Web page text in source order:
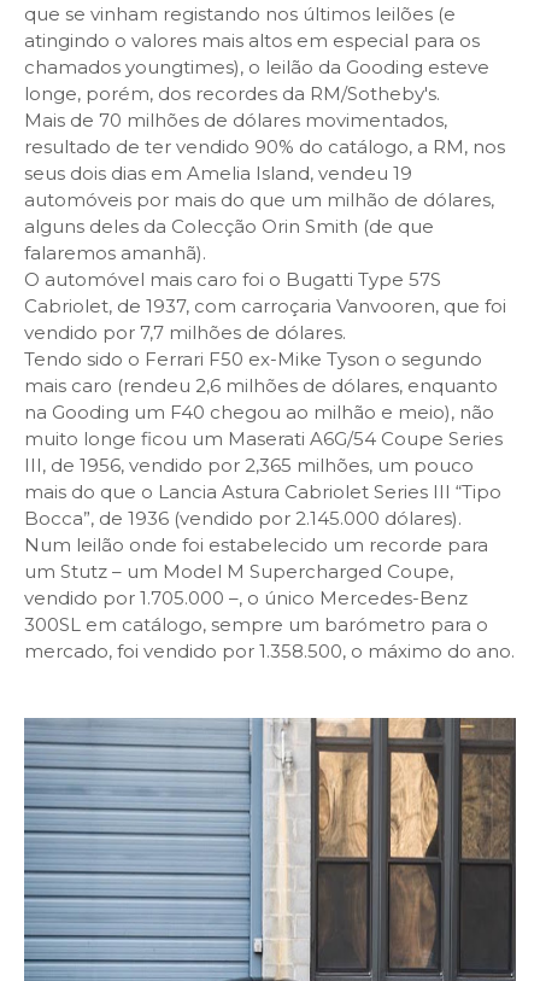
que se vinham registando nos últimos leilões (e
atingindo o valores mais altos em especial para os
chamados youngtimes), o leilão da Gooding esteve
longe, porém, dos recordes da RM/Sotheby's.
Mais de 70 milhões de dólares movimentados,
resultado de ter vendido 90% do catálogo, a RM, nos
seus dois dias em Amelia Island, vendeu 19
automóveis por mais do que um milhão de dólares,
alguns deles da Colecção Orin Smith (de que
falaremos amanhã).
O automóvel mais caro foi o Bugatti Type 57S
Cabriolet, de 1937, com carroçaria Vanvooren, que foi
vendido por 7,7 milhões de dólares.
Tendo sido o Ferrari F50 ex-Mike Tyson o segundo
mais caro (rendeu 2,6 milhões de dólares, enquanto
na Gooding um F40 chegou ao milhão e meio), não
muito longe ficou um Maserati A6G/54 Coupe Series
III, de 1956, vendido por 2,365 milhões, um pouco
mais do que o Lancia Astura Cabriolet Series III “Tipo
Bocca”, de 1936 (vendido por 2.145.000 dólares).
Num leilão onde foi estabelecido um recorde para
um Stutz – um Model M Supercharged Coupe,
vendido por 1.705.000 –, o único Mercedes-Benz
300SL em catálogo, sempre um barómetro para o
mercado, foi vendido por 1.358.500, o máximo do ano.